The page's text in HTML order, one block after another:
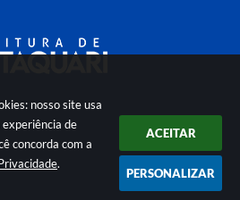
nosso site usa
de
concorda com a
.
ACEITAR
PERSONALIZAR